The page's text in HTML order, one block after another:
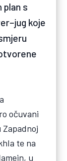
plan s
koje
očuvani
te na
u